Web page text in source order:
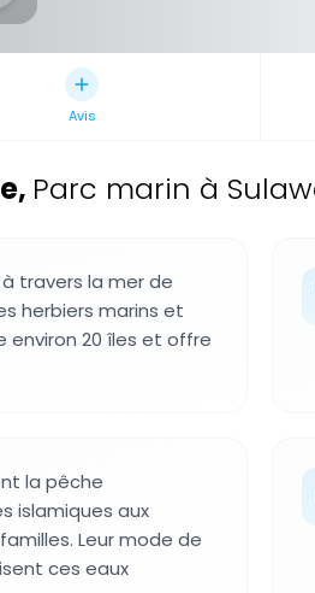
Avis
, Parc marin à
travers la mer de
herbiers marins et
environ 20 îles et offre
la pêche
islamiques aux
Leur mode de
ces eaux